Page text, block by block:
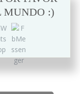
MUNDO :)